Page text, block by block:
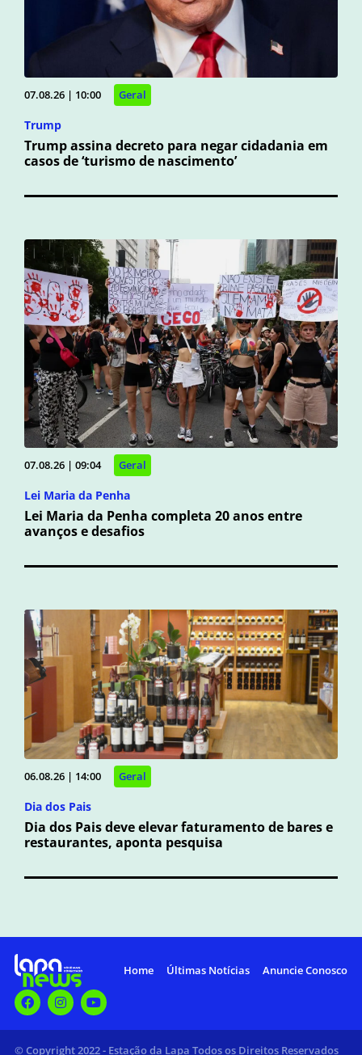
07.08.26 | 10:00 Geral
Trump
Trump assina decreto para negar cidadania em
casos de ‘turismo de nascimento’
07.08.26 | 09:04 Geral
Lei Maria da Penha
Lei Maria da Penha completa 20 anos entre
avanços e desafios
06.08.26 | 14:00 Geral
Dia dos Pais
Dia dos Pais deve elevar faturamento de bares e
restaurantes, aponta pesquisa
Home Últimas Notícias Anuncie Conosco
© Copyright 2022 - Estação da Lapa Todos os Direitos Reservados